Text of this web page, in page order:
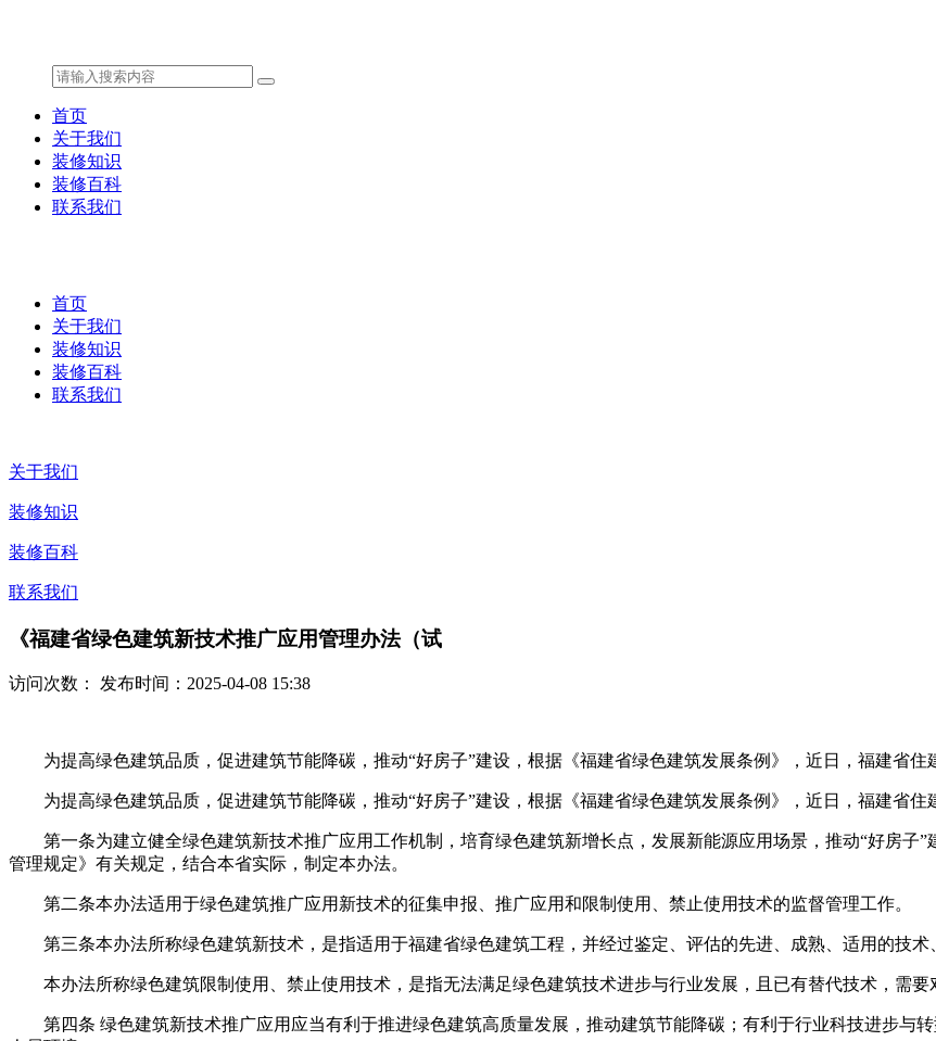
首页
关于我们
装修知识
装修百科
联系我们
首页
关于我们
装修知识
装修百科
联系我们
关于我们
装修知识
装修百科
联系我们
《福建省绿色建筑新技术推广应用管理办法（试
访问次数： 发布时间：2025-04-08 15:38
为提高绿色建筑品质，促进建筑节能降碳，推动“好房子”建设，根据《福建省绿色建筑发展条例》，近日，福建省住
为提高绿色建筑品质，促进建筑节能降碳，推动“好房子”建设，根据《福建省绿色建筑发展条例》，近日，福建省住
第一条为建立健全绿色建筑新技术推广应用工作机制，培育绿色建筑新增长点，发展新能源应用场景，推动“好房子”
管理规定》有关规定，结合本省实际，制定本办法。
第二条本办法适用于绿色建筑推广应用新技术的征集申报、推广应用和限制使用、禁止使用技术的监督管理工作。
第三条本办法所称绿色建筑新技术，是指适用于福建省绿色建筑工程，并经过鉴定、评估的先进、成熟、适用的技术
本办法所称绿色建筑限制使用、禁止使用技术，是指无法满足绿色建筑技术进步与行业发展，且已有替代技术，需要
第四条 绿色建筑新技术推广应用应当有利于推进绿色建筑高质量发展，推动建筑节能降碳；有利于行业科技进步与